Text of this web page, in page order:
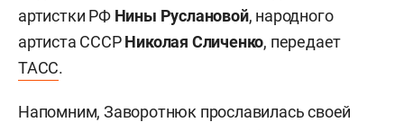
артистки РФ Нины Руслановой, народного
артиста СССРНиколая Сличенко, передает
ТАСС.
Напомним, Заворотнюк прославилась своей